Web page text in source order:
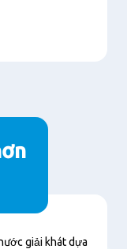
giải khát dựa